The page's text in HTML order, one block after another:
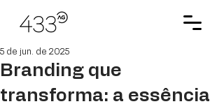
Branding que
transforma: a essência
5 de jun. de 2025